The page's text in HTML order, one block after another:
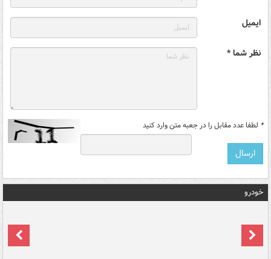
ایمیل
نظر شما *
* لطفا عدد مقابل را در جعبه متن وارد کنید
خودرو